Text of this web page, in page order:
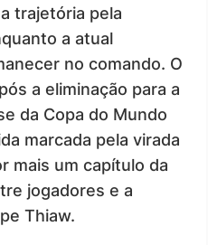
trajetória pela
a atual
no comando. O
a eliminação para a
da Copa do Mundo
marcada pela virada
mais um capítulo da
jogadores e a
Thiaw.